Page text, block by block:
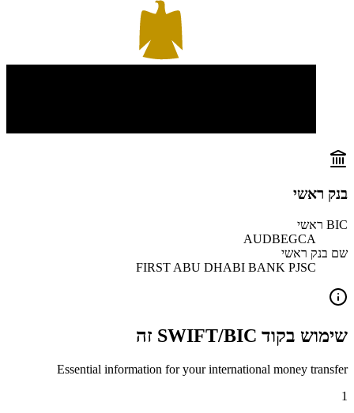
בנק ראשי
BIC ראשי
AUDBEGCA
שם בנק ראשי
FIRST ABU DHABI BANK PJSC
שימוש בקוד SWIFT/BIC זה
Essential information for your international money transfer
1